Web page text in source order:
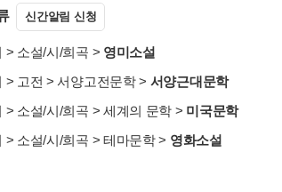
신간알림 신청
> 소설/시/희곡 > 영미소설
> 고전 >서양고전문학> 서양근대문학
> 소설/시/희곡 > 세계의 문학 > 미국문학
> 소설/시/희곡 > 테마문학> 영화소설